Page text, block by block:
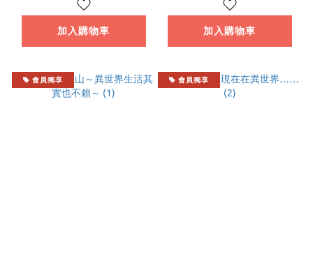
加入購物車 加入購物車
會員獨享 會員獨享